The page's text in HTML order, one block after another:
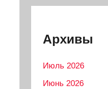
Архивы
Июль 2026
Июнь 2026